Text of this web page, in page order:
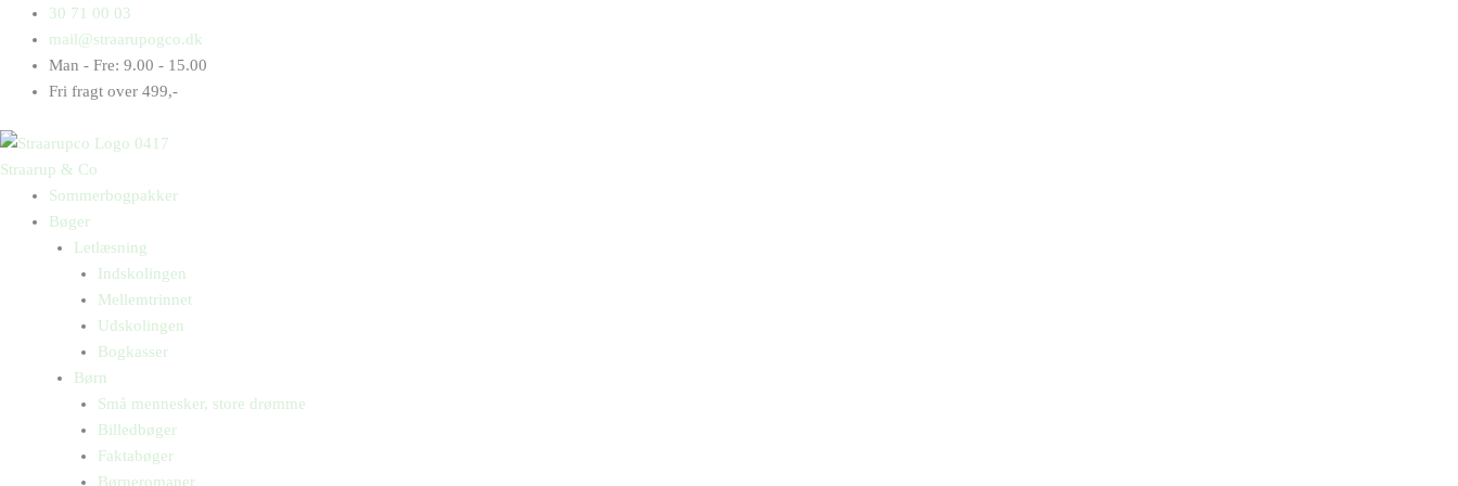
indholdet
30 71 00 03
mail@straarupogco.dk
Man - Fre: 9.00 - 15.00
Fri fragt over 499,-
Straarup & Co
Sommerbogpakker
Bøger
Letlæsning
Indskolingen
Mellemtrinnet
Udskolingen
Bogkasser
Børn
Små mennesker, store drømme
Billedbøger
Faktabøger
Børneromaner
Products
search
Products
search
og
respons
matematik
mellemtrinnet